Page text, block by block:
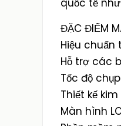
quốc tế như:
ĐẶC ĐIỂM
Hiệu chuẩn
Hỗ trợ các
Tốc độ
Thiết kế
Màn hình